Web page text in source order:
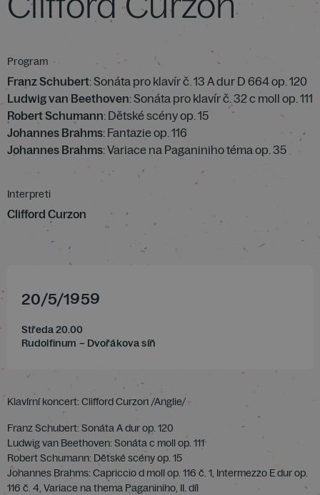
Program
Franz Schubert: Sonáta pro klavír č. 13 A dur D 664 op. 120
Ludwig van Beethoven: Sonáta pro klavír č. 32 c moll op. 111
Robert Schumann: Dětské scény op. 15
Johannes Brahms: Fantazie op. 116
Johannes Brahms: Variace na Paganiniho téma op. 35
Interpreti
Clifford Curzon
20/5/1959
Středa 20.00
Rudolfinum – Dvořákova síň
Klavírní koncert: Clifford Curzon /Anglie/
Franz Schubert: Sonáta A dur op. 120
Ludwig van Beethoven: Sonáta c moll op. 111
Robert Schumann: Dětské scény op. 15
Johannes Brahms: Capriccio d moll op. 116 č. 1, Intermezzo E dur op.
116 č. 4, Variace na thema Paganiniho, II. díl